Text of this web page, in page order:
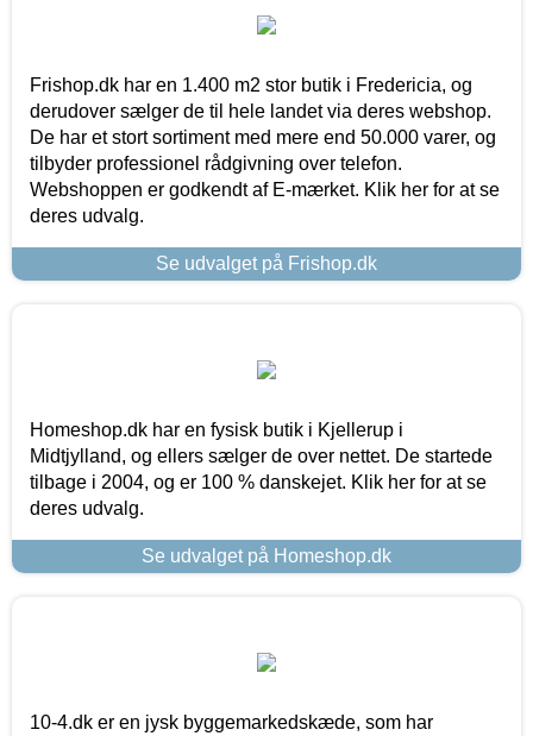
Frishop.dk har en 1.400 m2 stor butik i Fredericia, og
derudover sælger de til hele landet via deres webshop.
De har et stort sortiment med mere end 50.000 varer, og
tilbyder professionel rådgivning over telefon.
Webshoppen er godkendt af E-mærket. Klik her for at se
deres udvalg.
Se udvalget på Frishop.dk
Homeshop.dk har en fysisk butik i Kjellerup i
Midtjylland, og ellers sælger de over nettet. De startede
tilbage i 2004, og er 100 % danskejet. Klik her for at se
deres udvalg.
Se udvalget på Homeshop.dk
10-4.dk er en jysk byggemarkedskæde, som har